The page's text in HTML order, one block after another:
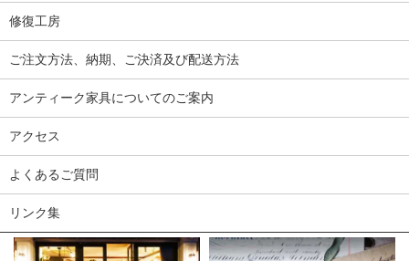
修復工房
ご注文方法、納期、ご決済及び配送方法
アンティーク家具についてのご案内
アクセス
よくあるご質問
リンク集